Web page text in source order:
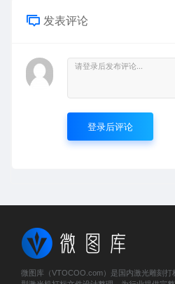
发表评论
登录后评论
微图库（VTOCOO.com）是国内激光雕刻